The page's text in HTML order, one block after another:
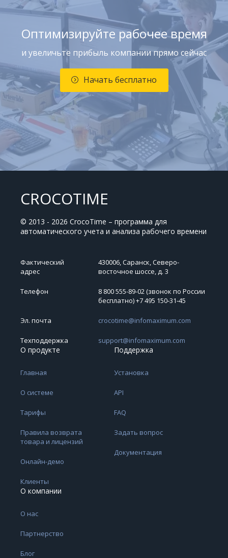
Оптимизируйте рабочее время
и увеличьте прибыль компании прямо сейчас
Начать бесплатно
CROCOTIME
© 2013 - 2026 CrocoTime – программа для
автоматического учета и анализа рабочего времени
Фактический
адрес
430006, Саранск, Северо-
восточное шоссе, д. 3
Телефон
8 800 555-89-02 (звонок по России
бесплатно) +7 495 150‑31‑45
Эл. почта crocotime@infomaximum.com
Техподдержка support@infomaximum.com
О продукте
Главная
О системе
Тарифы
Правила возврата
товара и лицензий
Онлайн-демо
Клиенты
Поддержка
Установка
API
FAQ
Задать вопрос
Документация
О компании
О нас
Партнерство
Блог